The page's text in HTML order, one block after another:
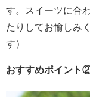
す。スイーツに合
たりしてお愉しみ
す）
おすすめポイント